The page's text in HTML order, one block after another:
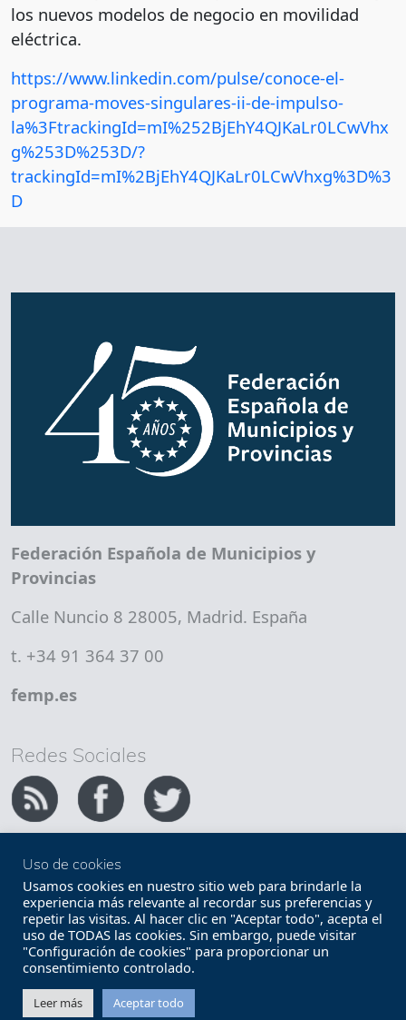
los nuevos modelos de negocio en movilidad
eléctrica.
https://www.linkedin.com/pulse/conoce-el-
programa-moves-singulares-ii-de-impulso-
la%3FtrackingId=mI%252BjEhY4QJKaLr0LCwVhx
g%253D%253D/?
trackingId=mI%2BjEhY4QJKaLr0LCwVhxg%3D%3
D
Federación Española de Municipios y
Provincias
Calle Nuncio 8 28005, Madrid. España
t. +34 91 364 37 00
femp.es
Redes Sociales
Copyright FEMP
Accesibilidad
Términos legales
Política de privacidad
Términos y condiciones de uso
Contacto
Uso de cookies
Usamos cookies en nuestro sitio web para brindarle la
experiencia más relevante al recordar sus preferencias y
repetir las visitas. Al hacer clic en "Aceptar todo", acepta el
uso de TODAS las cookies. Sin embargo, puede visitar
"Configuración de cookies" para proporcionar un
consentimiento controlado.
Leer más Aceptar todo